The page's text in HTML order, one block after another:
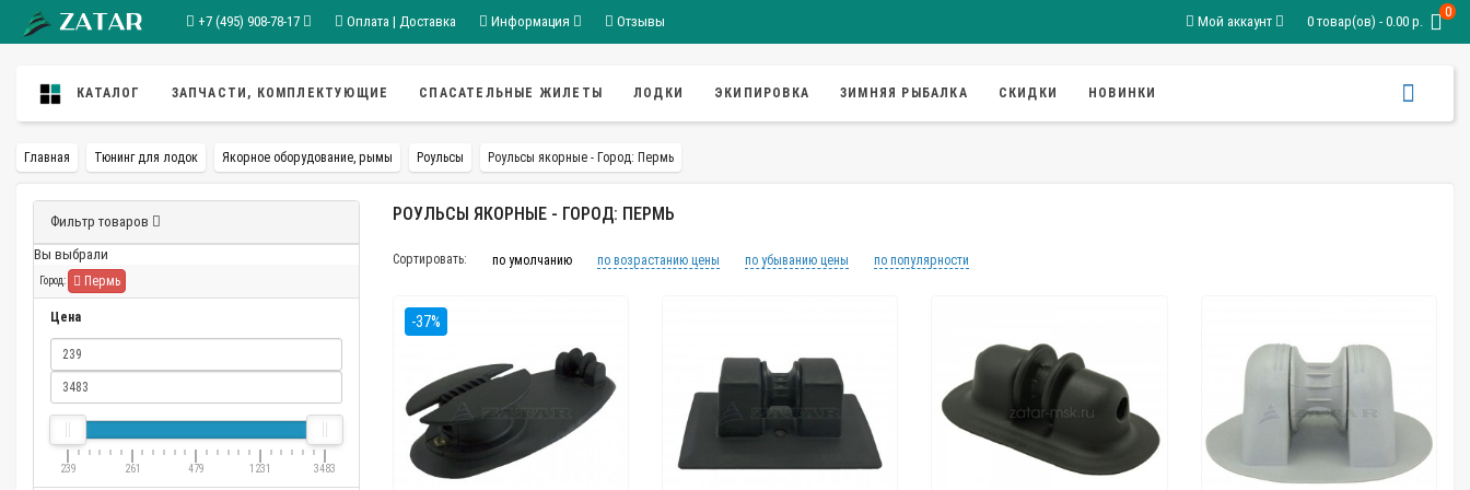
+7 (495) 908-78-17 Оплата | Доставка Информация Отзывы Мой аккаунт 0 товар(ов) - 0.00 р.
0
КАТАЛОГ ЗАПЧАСТИ, КОМПЛЕКТУЮЩИЕ СПАСАТЕЛЬНЫЕ ЖИЛЕТЫ ЛОДКИ ЭКИПИРОВКА ЗИМНЯЯ РЫБАЛКА СКИДКИ НОВИНКИ
Главная Тюнинг для лодок Якорное оборудование, рымы Роульсы Роульсы якорные - Город: Пермь
Фильтр товаров
Вы выбрали
Город: Пермь
Цена
239 261 479 1231 3483
РОУЛЬСЫ ЯКОРНЫЕ - ГОРОД: ПЕРМЬ
Сортировать: по умолчанию по возрастанию цены по убыванию цены по популярности
-37%